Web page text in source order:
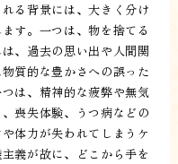
る背景には、大きく分け
す。一つは、物を捨てる
、過去の思い出や人間関
質的な豊かさへの誤った
は、精神的な疲弊や無気
喪失体験、うつ病などの
体力が失われてしまうケ
義が故に、どこから手を